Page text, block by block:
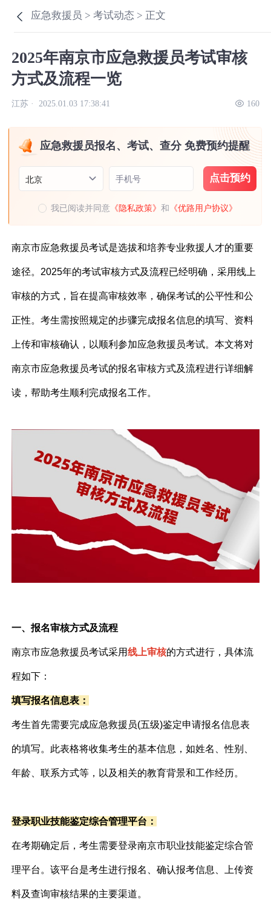
应急救援员 >考试动态 > 正文
2025年南京市应急救援员考试审核
方式及流程一览
江苏 · 2025.01.03 17:38:41 160
应急救援员报名、考试、查分 免费预约提醒
北京 手机号 点击预约
我已阅读并同意 《隐私政策》和 《优路用户协议》
南京市应急救援员考试是选拔和培养专业救援人才的重要
途径。2025年的考试审核方式及流程已经明确，采用线上
审核的方式，旨在提高审核效率，确保考试的公平性和公
正性。考生需按照规定的步骤完成报名信息的填写、资料
上传和审核确认，以顺利参加应急救援员考试。本文将对
南京市应急救援员考试的报名审核方式及流程进行详细解
读，帮助考生顺利完成报名工作。
一、报名审核方式及流程
南京市应急救援员考试采用线上审核的方式进行，具体流
程如下：
填写报名信息表：
考生首先需要完成应急救援员(五级)鉴定申请报名信息表
的填写。此表格将收集考生的基本信息，如姓名、性别、
年龄、联系方式等，以及相关的教育背景和工作经历。
登录职业技能鉴定综合管理平台：
在考期确定后，考生需要登录南京市职业技能鉴定综合管
理平台。该平台是考生进行报名、确认报考信息、上传资
料及查询审核结果的主要渠道。